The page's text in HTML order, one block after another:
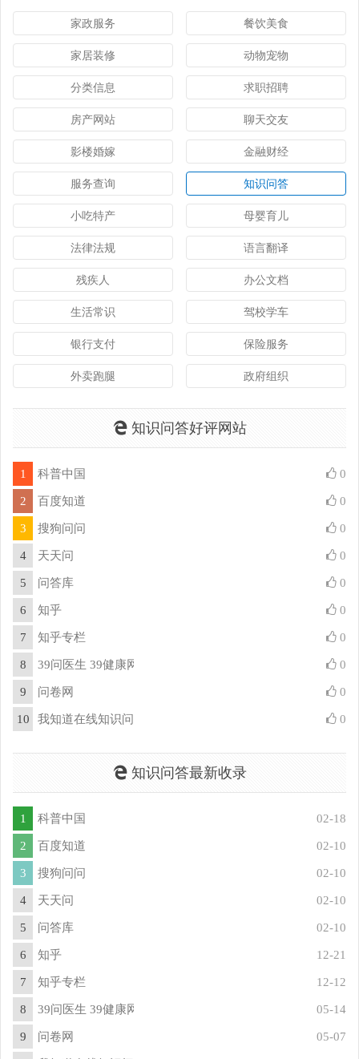
家政服务 餐饮美食
家居装修 动物宠物
分类信息 求职招聘
房产网站 聊天交友
影楼婚嫁 金融财经
服务查询 知识问答
小吃特产 母婴育儿
法律法规 语言翻译
残疾人 办公文档
生活常识 驾校学车
银行支付 保险服务
外卖跑腿 政府组织
知识问答好评网站
1 科普中国 0
2 百度知道 0
3 搜狗问问 0
4 天天问 0
5 问答库 0
6 知乎 0
7 知乎专栏 0
8 39问医生 39健康网问答频道 0
9 问卷网 0
10 我知道在线知识问答库 0
知识问答最新收录
1 科普中国 02-18
2 百度知道 02-10
3 搜狗问问 02-10
4 天天问 02-10
5 问答库 02-10
6 知乎 12-21
7 知乎专栏 12-12
8 39问医生 39健康网问答频道 05-14
9 问卷网 05-07